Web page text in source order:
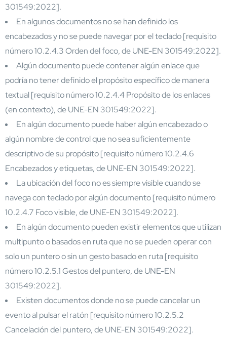
301549:2022].
En algunos documentos no se han definido los
encabezados y no se puede navegar por el teclado [requisito
número 10.2.4.3 Orden del foco, de UNE-EN 301549:2022].
Algún documento puede contener algún enlace que
podría no tener definido el propósito específico de manera
textual [requisito número 10.2.4.4 Propósito de los enlaces
(en contexto), de UNE-EN 301549:2022].
En algún documento puede haber algún encabezado o
algún nombre de control que no sea suficientemente
descriptivo de su propósito [requisito número 10.2.4.6
Encabezados y etiquetas, de UNE-EN 301549:2022].
La ubicación del foco no es siempre visible cuando se
navega con teclado por algún documento [requisito número
10.2.4.7 Foco visible, de UNE-EN 301549:2022].
En algún documento pueden existir elementos que utilizan
multipunto o basados en ruta que no se pueden operar con
solo un puntero o sin un gesto basado en ruta [requisito
número 10.2.5.1 Gestos del puntero, de UNE-EN
301549:2022].
Existen documentos donde no se puede cancelar un
evento al pulsar el ratón [requisito número 10.2.5.2
Cancelación del puntero, de UNE-EN 301549:2022].